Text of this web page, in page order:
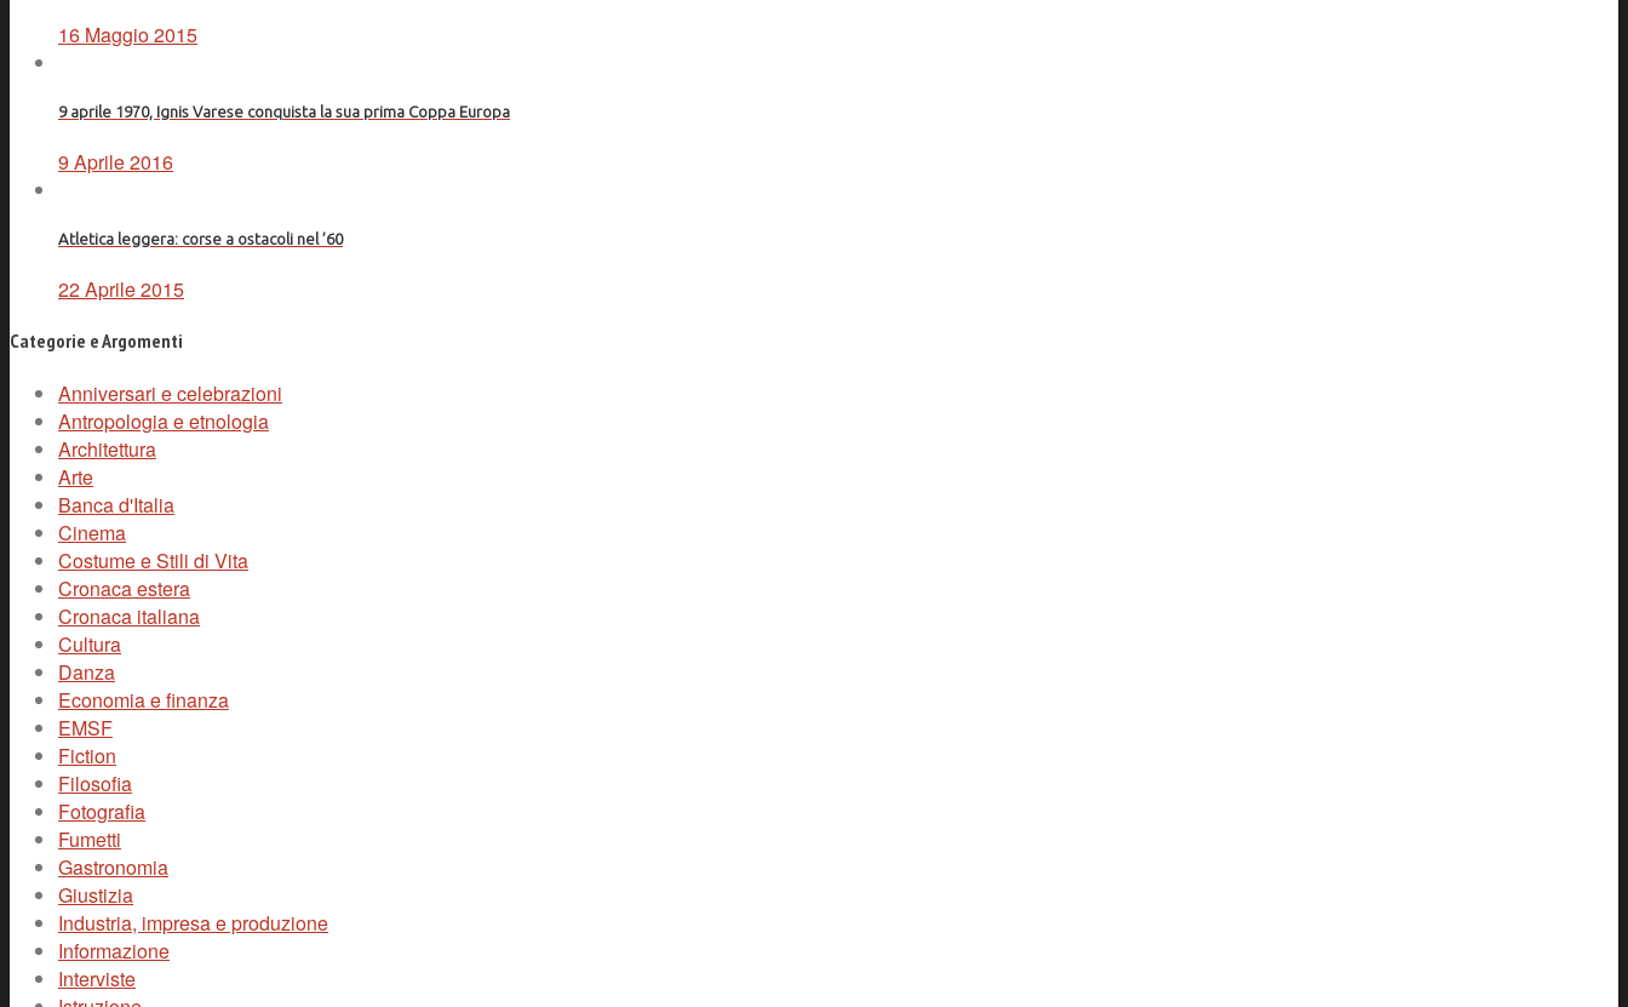
16 Maggio 2015
9 aprile 1970, Ignis Varese conquista la sua prima Coppa Europa
9 Aprile 2016
Atletica leggera: corse a ostacoli nel ’60
22 Aprile 2015
Categorie e Argomenti
Anniversari e celebrazioni
Antropologia e etnologia
Architettura
Arte
Banca d'Italia
Cinema
Costume e Stili di Vita
Cronaca estera
Cronaca italiana
Cultura
Danza
Economia e finanza
EMSF
Fiction
Filosofia
Fotografia
Fumetti
Gastronomia
Giustizia
Industria, impresa e produzione
Informazione
Interviste